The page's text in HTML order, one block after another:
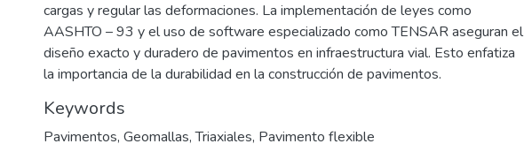
cargas y regular las deformaciones. La implementación de leyes como
AASHTO – 93 y el uso de software especializado como TENSAR aseguran el
diseño exacto y duradero de pavimentos en infraestructura vial. Esto enfatiza
la importancia de la durabilidad en la construcción de pavimentos.
Keywords
Pavimentos, Geomallas,Triaxiales, Pavimento flexible